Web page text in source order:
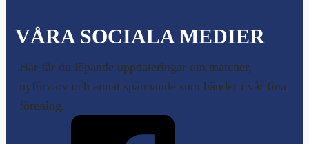
VÅRA SOCIALA MEDIER
Här får du löpande uppdateringar om matcher,
nyförvärv och annat spännande som händer i vår fina
förening.